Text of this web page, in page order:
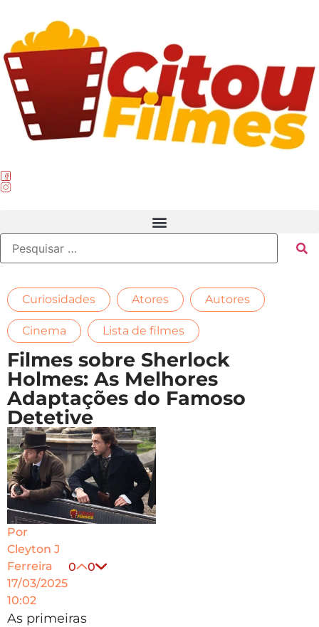
Curiosidades Atores Autores
Cinema Lista de filmes
Filmes sobre Sherlock
Holmes: As Melhores
Adaptações do Famoso
Detetive
Por
Cleyton J
Ferreira
17/03/2025
10:02
0
0
As primeiras